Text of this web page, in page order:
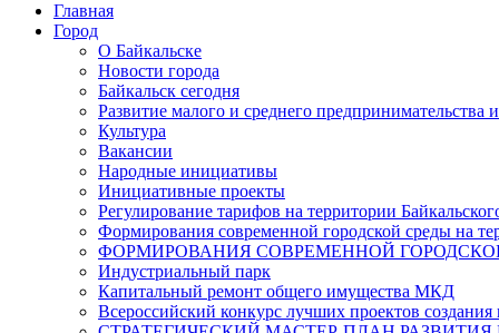
Главная
Город
О Байкальске
Новости города
Байкальск сегодня
Развитие малого и среднего предпринимательства
Культура
Вакансии
Народные инициативы
Инициативные проекты
Регулирование тарифов на территории
Формирования современной городской среды на
ФОРМИРОВАНИЯ СОВРЕМЕННОЙ
Индустриальный парк
Капитальный ремонт общего имущества МКД
Всероссийский конкурс лучших проектов